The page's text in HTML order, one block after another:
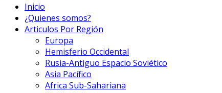
Inicio
¿Quienes somos?
Articulos Por Región
Europa
Hemisferio Occidental
Rusia-Antiguo Espacio Soviético
Asia Pacífico
Africa Sub-Sahariana